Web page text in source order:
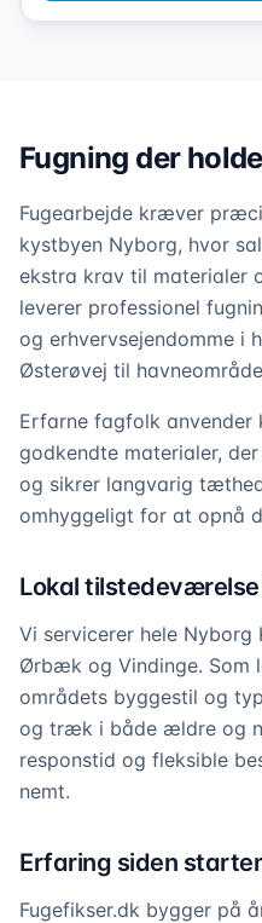
Fugning der
Fugearbejde kræver
kystbyen Nyborg, hvor
ekstra krav til materialer
leverer professionel
og erhvervsejendomme i
Østerøvej til
Erfarne fagfolk anvender
godkendte materialer,
og sikrer langvarig
omhyggeligt for at opnå
Lokal
Vi servicerer hele Nyborg
Ørbæk og Vindinge. Som
områdets byggestil og
og træk i både ældre og
responstid og fleksible
nemt.
Erfaring siden
Fugefikser.dk bygger på